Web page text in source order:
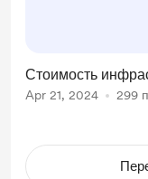
Стоимость
Apr 21, 2024 299